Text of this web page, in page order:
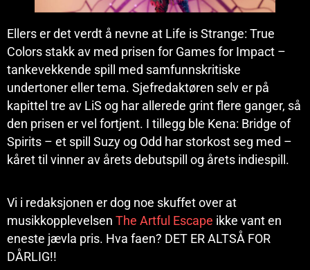
Ellers er det verdt å nevne at Life is Strange: True
Colors stakk av med prisen for Games for Impact –
tankevekkende spill med samfunnskritiske
undertoner eller tema. Sjefredaktøren selv er på
kapittel tre av LiS og har allerede grint flere ganger, så
den prisen er vel fortjent. I tillegg ble Kena: Bridge of
Spirits – et spill Suzy og Odd har storkost seg med –
kåret til vinner av årets debutspill og årets indiespill.
Vi i redaksjonen er dog noe skuffet over at
musikkopplevelsen The Artful Escape ikke vant en
eneste jævla pris. Hva faen? DET ER ALTSÅ FOR
DÅRLIG!!